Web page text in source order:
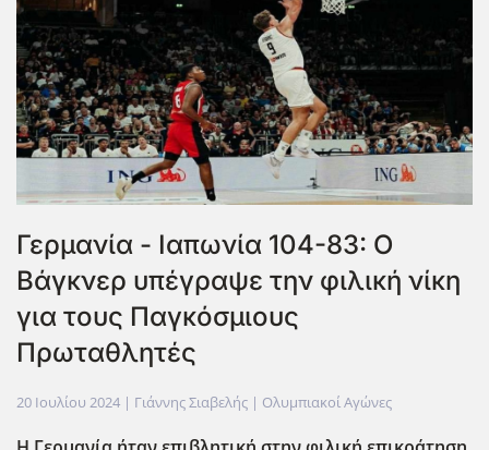
Γερμανία - Ιαπωνία 104-83: Ο
Βάγκνερ υπέγραψε την φιλική νίκη
για τους Παγκόσμιους
Πρωταθλητές
20 Ιουλίου 2024 | Γιάννης Σιαβελής | Ολυμπιακοί Αγώνες